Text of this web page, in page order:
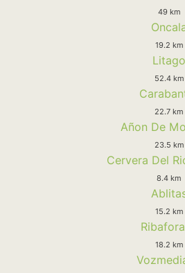
49 km
19.2 km
Litago
52.4 km
22.7 km
Añon De
23.5 km
Cervera Del
8.4 km
15.2 km
18.2 km